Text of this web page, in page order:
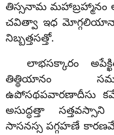
తిస్సనామ
చవిత్వా ఇధ
నిబ్బత్తసత్తో.
లాభసక్కారం
తిత్థియానం
ఉపోసథపవారణాదీసు
అసుద్ధత్తా
సాసనస్స పగ్గహణే